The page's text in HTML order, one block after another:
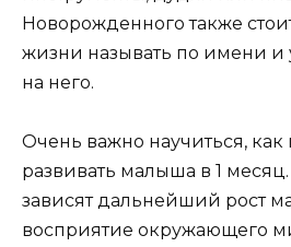
Новорожденного также
жизни называть по имени и
на него.
Очень важно научиться, как
развивать малыша в 1 месяц.
зависят дальнейший рост
восприятие окружающего